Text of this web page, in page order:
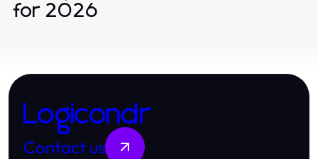
for 2026
Logicondr
Contact us